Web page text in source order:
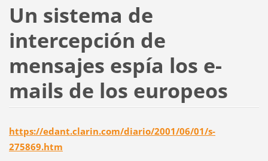
Un sistema de
intercepción de
mensajes espía los e-
mails de los europeos
https://edant.clarin.com/diario/2001/06/01/s-
275869.htm